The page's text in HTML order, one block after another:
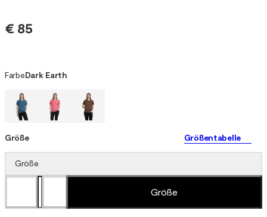
€ 85
FarbeDark Earth
Größe Größentabelle
Größe
Größe